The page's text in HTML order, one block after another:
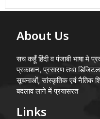
About Us
सच कहूँ हिंदी व पंजाबी भाषा मे
प्रकाशन, प्रसारण तथा डिजिटल
सूचनाओं, सांस्कृतिक एवं नैतिक
बदलाव लाने में प्रयासरत
Links